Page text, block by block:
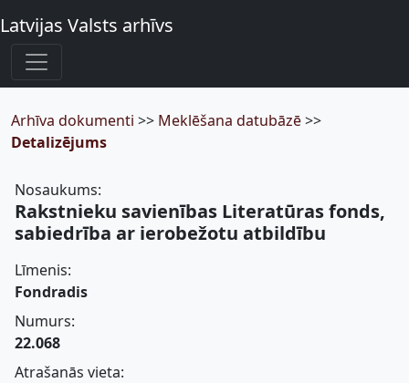
Latvijas Valsts arhīvs
Arhīva dokumenti >> Meklēšana datubāzē>>
Detalizējums
Nosaukums:
Rakstnieku savienības Literatūras fonds,
sabiedrība ar ierobežotu atbildību
Līmenis:
Fondradis
Numurs:
22.068
Atrašanās vieta: